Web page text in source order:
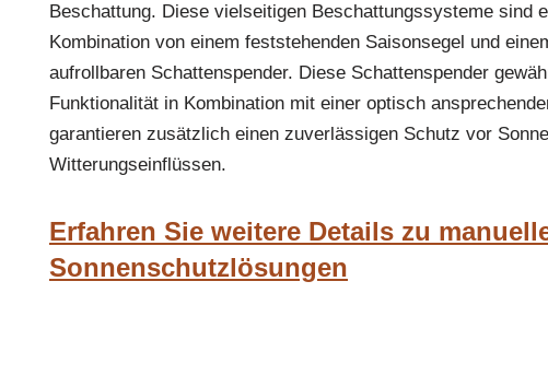
Beschattung. Diese vielseitigen Beschattungssysteme sind
Kombination von einem feststehenden Saisonsegel und
aufrollbaren Schattenspender. Diese Schattenspender
Funktionalität in Kombination mit einer optisch
garantieren zusätzlich einen zuverlässigen Schutz vor
Witterungseinflüssen.
Erfahren Sie weitere Details zu
Sonnenschutzlösungen